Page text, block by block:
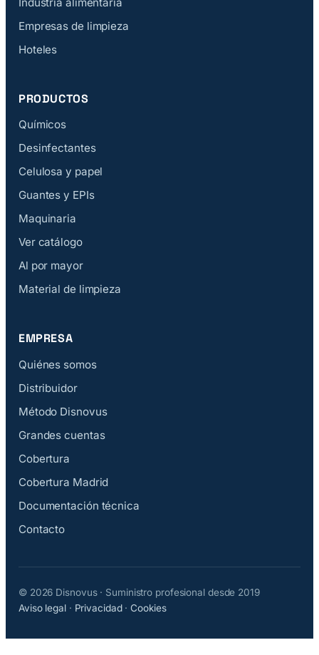
Empresas de limpieza
Hoteles
PRODUCTOS
Químicos
Desinfectantes
Celulosa y papel
Guantes y EPIs
Maquinaria
Ver catálogo
Al por mayor
Material de limpieza
EMPRESA
Quiénes somos
Distribuidor
Método Disnovus
Grandes cuentas
Cobertura
Cobertura Madrid
Documentación técnica
Contacto
© 2026 Disnovus · Suministro profesional desde 2019
Aviso legal· Privacidad·Cookies